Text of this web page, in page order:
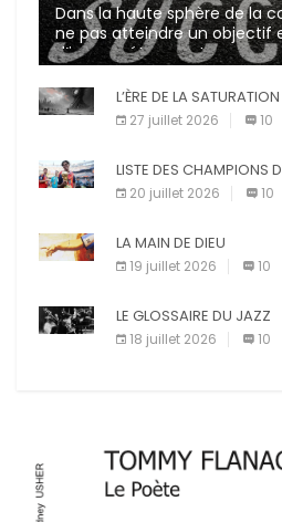
Dans la haute sphère de la
ne pas atteindre un objectif
d’incompétence et une
diverses (avertissement, […]
L’ÈRE DE LA SATURATION
27 juillet 2026 10
LISTE DES CHAMPIONS
20 juillet 2026 10
LA MAIN DE DIEU
19 juillet 2026 10
LE GLOSSAIRE DU JAZZ
18 juillet 2026 10